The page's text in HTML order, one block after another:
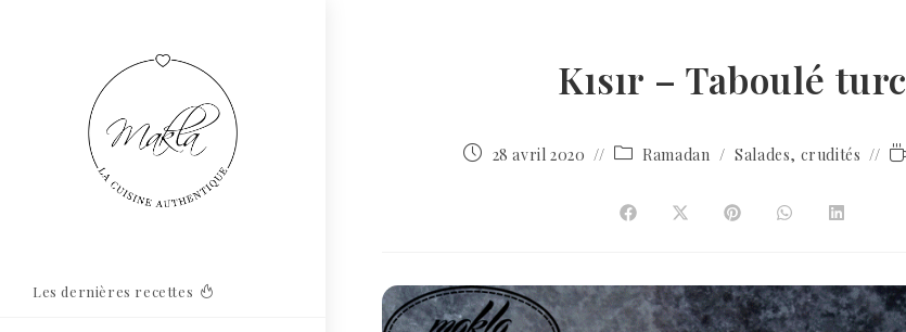
Les dernières recettes
Kısır – Taboulé turc
28 avril 2020 Ramadan / Salades, crudités